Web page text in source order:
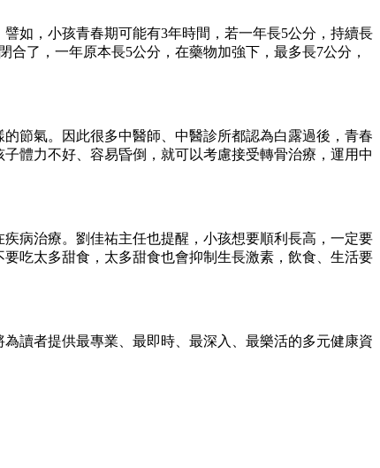
如，小孩青春期可能有3年時間，若一年長5公分，持續長
了，一年原本長5公分，在藥物加強下，最多長7公分，
節氣。因此很多中醫師、中醫診所都認為白露過後，青春
體力不好、容易昏倒，就可以考慮接受轉骨治療，運用中
病治療。劉佳祐主任也提醒，小孩想要順利長高，一定要
吃太多甜食，太多甜食也會抑制生長激素，飲食、生活要
讀者提供最專業、最即時、最深入、最樂活的多元健康資